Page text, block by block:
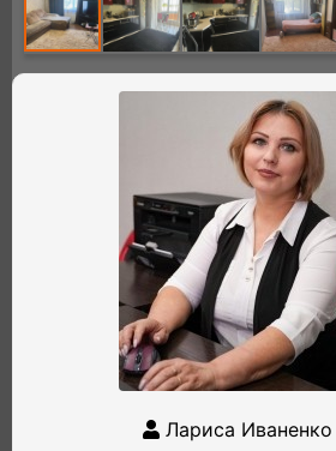
Лариса Иваненко